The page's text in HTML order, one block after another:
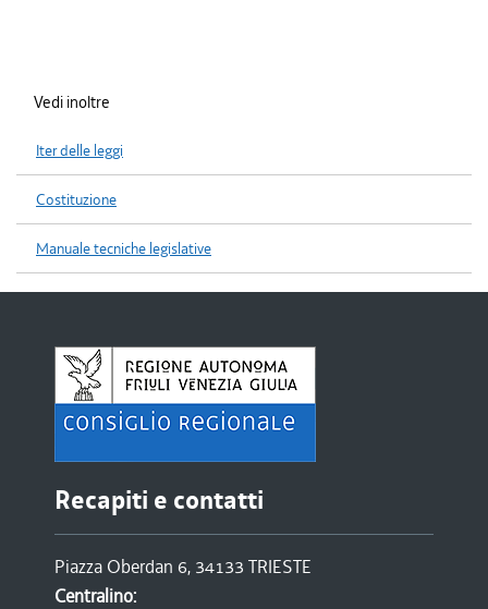
Vedi inoltre
Iter delle leggi
Costituzione
Manuale tecniche legislative
Recapiti e contatti
Piazza Oberdan 6, 34133 TRIESTE
Centralino: